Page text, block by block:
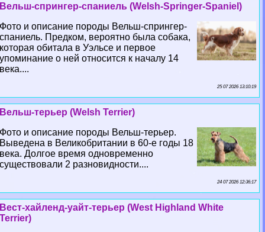
Вельш-спрингер-спаниель (Welsh-Springer-Spaniel)
Фото и описание породы Вельш-спрингер-
спаниель. Предком, вероятно была собака,
которая обитала в Уэльсе и первое
упоминание о ней относится к началу 14
века....
25 07 2026 13:10:19
Вельш-терьер (Welsh Terrier)
Фото и описание породы Вельш-терьер.
Выведена в Великобритании в 60-е годы 18
века. Долгое время одновременно
существовали 2 разновидности....
24 07 2026 12:36:17
Вест-хайленд-уайт-терьер (West Highland White
Terrier)